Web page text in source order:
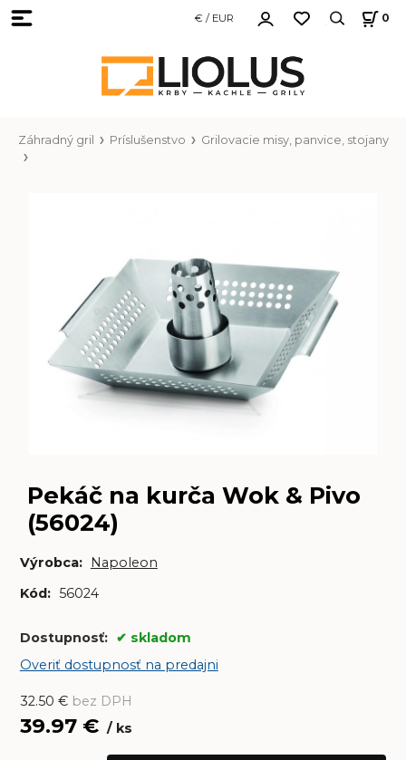
€ / EUR 0
Záhradný gril Príslušenstvo Grilovacie misy, panvice, stojany
Pekáč na kurča Wok & Pivo
(56024)
Výrobca:
Napoleon
Kód: 56024
Dostupnosť:
skladom
Overiť dostupnosť na predajni
32.50 € bez DPH
39.97€ ks